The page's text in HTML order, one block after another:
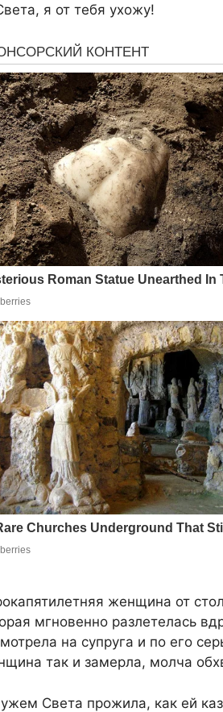
я от тебя ухожу!
женщина от
мгновенно разлетелась
на супруга и по его
так и замерла, молча
Света прожила, как ей